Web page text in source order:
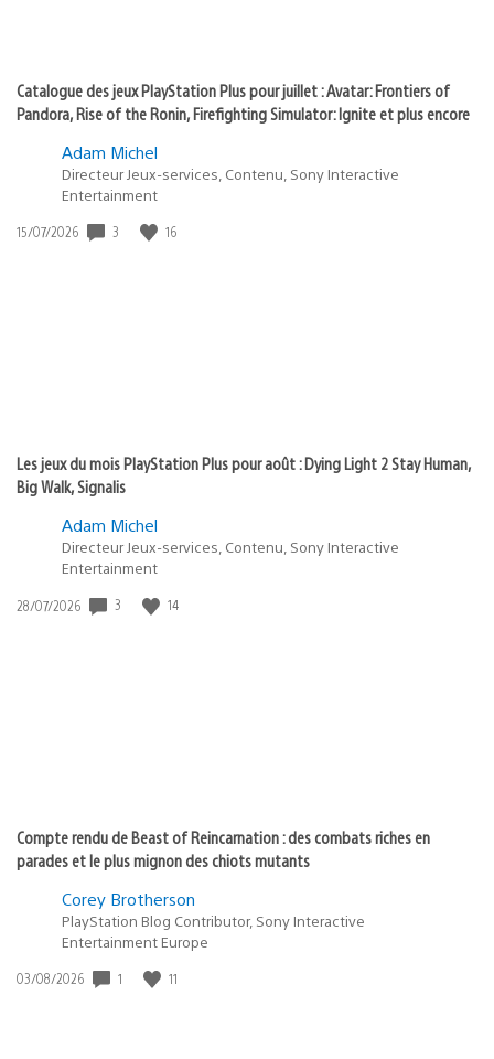
Catalogue des jeux PlayStation Plus pour juillet : Avatar: Frontiers of
Pandora, Rise of the Ronin, Firefighting Simulator: Ignite et plus encore
Adam Michel
Directeur Jeux-services, Contenu, Sony Interactive
Entertainment
Date
15/07/2026 3 16
Les jeux du mois PlayStation Plus pour août : Dying Light 2 Stay Human,
Big Walk, Signalis
Adam Michel
Directeur Jeux-services, Contenu, Sony Interactive
Entertainment
Date
28/07/2026 3 14
Compte rendu de Beast of Reincarnation : des combats riches en
parades et le plus mignon des chiots mutants
Corey Brotherson
PlayStation Blog Contributor, Sony Interactive
Entertainment Europe
Date
03/08/2026 1 11